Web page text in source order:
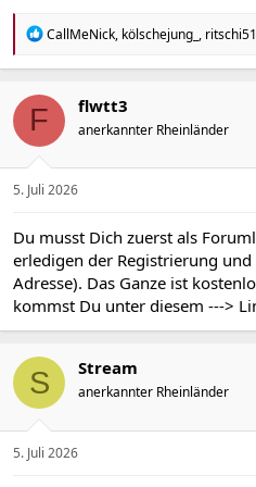
R
a
t
i
e
n
CallMeNick, kölschejung_ ,
F flwtt3
anerkannter Rheinländer
5. Juli 2026
Du musst Dich zuerst als
erledigen der Registrierung
Adresse). Das Ganze ist
kommst Du unter diesem --->
S Stream
anerkannter Rheinländer
5. Juli 2026